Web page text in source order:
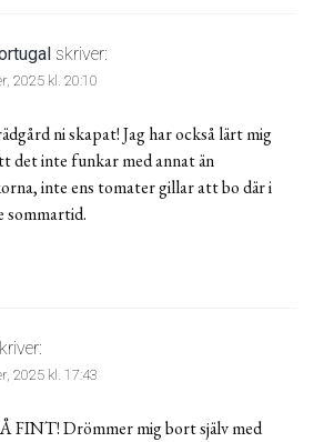
skriver:
2025 kl. 20:10
ni skapat! Jag har också lärt mig
det inte funkar med annat än
inte ens tomater gillar att bo där i
sommartid.
2025 kl. 17:43
FINT! Drömmer mig bort själv med